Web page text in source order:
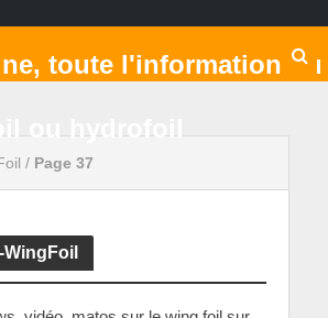
/ Page 37